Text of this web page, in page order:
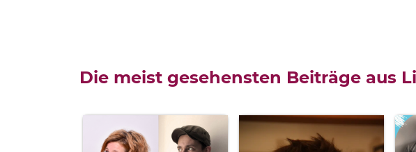
Die meist gesehensten Beiträge aus